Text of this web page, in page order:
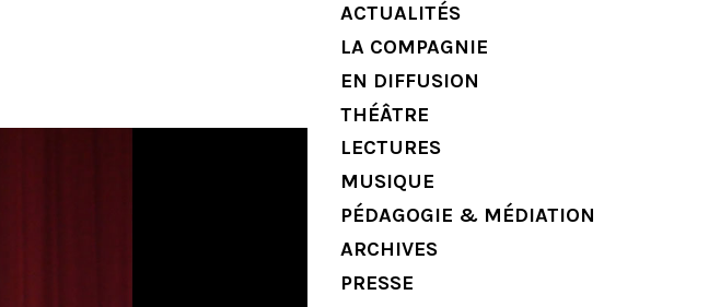
ACTUALITÉS
LA COMPAGNIE
EN DIFFUSION
THÉÂTRE
LECTURES
MUSIQUE
PÉDAGOGIE & MÉDIATION
ARCHIVES
PRESSE